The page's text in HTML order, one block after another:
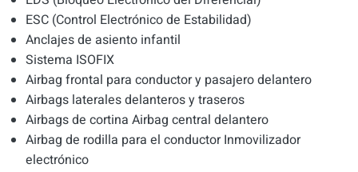
ESC (Control Electrónico de Estabilidad)
Anclajes de asiento infantil
Sistema ISOFIX
Airbag frontal para conductor y pasajero delantero
Airbags laterales delanteros y traseros
Airbags de cortina Airbag central delantero
Airbag de rodilla para el conductor Inmovilizador
electrónico